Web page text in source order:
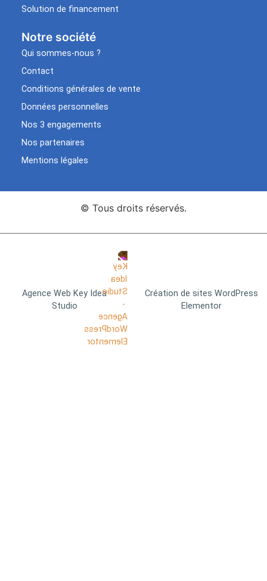
Solution de financement
Notre société
Qui sommes-nous ?
Contact
Conditions générales de vente
Données personnelles
Nos 3 engagements
Nos partenaires
Mentions légales
© Tous droits réservés.
Agence Web Key Idea
Studio
Création de sites WordPress
Elementor